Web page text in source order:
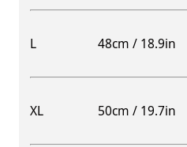
L 48cm / 18.9in
XL 50cm / 19.7in